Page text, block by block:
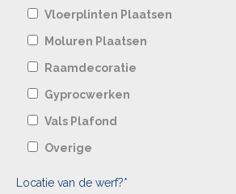
Vloerplinten Plaatsen
Moluren Plaatsen
Raamdecoratie
Gyprocwerken
Vals Plafond
Overige
Locatie van de werf?*